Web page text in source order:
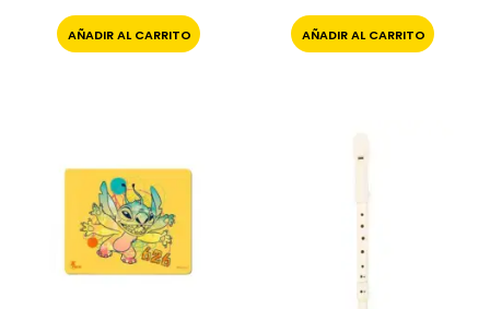
AÑADIR AL CARRITO AÑADIR AL CARRITO